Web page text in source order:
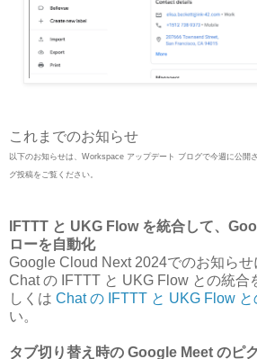
これまでのお知らせ
以下のお知らせは、Workspace アップデート ブログで今週に公開
グ投稿をご覧ください。
IFTTT と UKG Flow を統合して、
ローを自動化
Google Cloud Next 2024でのお知ら
Chat の IFTTT と UKG Flow との統合
しくは Chat の IFTTT と UKG Flow と
い。
タブ切り替え時の Google Meet のピ